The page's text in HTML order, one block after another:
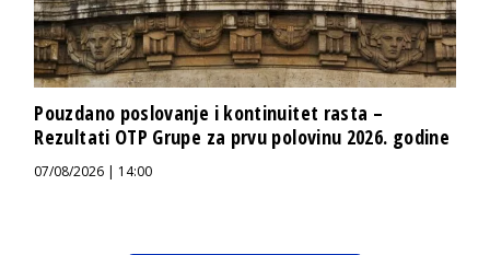
Pouzdano poslovanje i kontinuitet rasta –
Rezultati OTP Grupe za prvu polovinu 2026. godine
07/08/2026 | 14:00